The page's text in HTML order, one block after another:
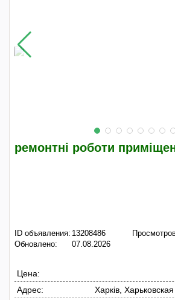
ремонтні роботи
ID объявления: 13208486
Обновлено:
07.08.2026
Цена:
Адрес:
Харків,